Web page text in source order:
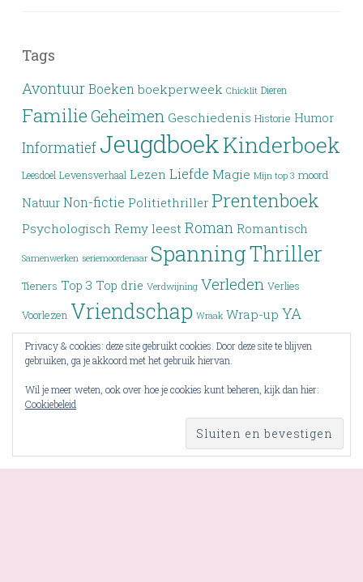
Tags
Avontuur Boeken boekperweek Chicklit Dieren
Familie Geheimen Geschiedenis Historie Humor
Informatief JeugdboekKinderboek
Leesdoel Levensverhaal Lezen Liefde Magie Mijn top 3 moord
Natuur Non-fictie Politiethriller Prentenboek
Psychologisch Remy leest Roman Romantisch
Samenwerken seriemoordenaar SpanningThriller
Tieners Top 3 Top drie Verdwijning Verleden Verlies
Voorlezen Vriendschap Wraak Wrap-up YA
Young Adult Zoektocht
RSS - berichten
Privacy & cookies: deze site gebruikt cookies. Door deze site te blijven
gebruiken, ga je akkoord met het gebruik hiervan.
Wil je meer weten, ook over hoe je cookies kunt beheren, kijk dan hier:
Cookiebeleid